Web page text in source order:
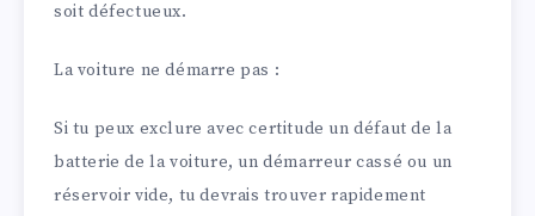
soit défectueux.
La voiture ne démarre pas :
Si tu peux exclure avec certitude un défaut de la
batterie de la voiture, un démarreur cassé ou un
réservoir vide, tu devrais trouver rapidement